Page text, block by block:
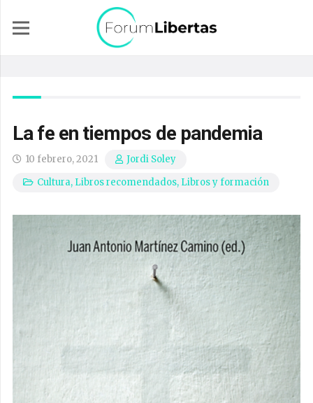
La fe en tiempos de pandemia
10 febrero, 2021
Jordi Soley
Cultura, Libros recomendados, Libros y formación